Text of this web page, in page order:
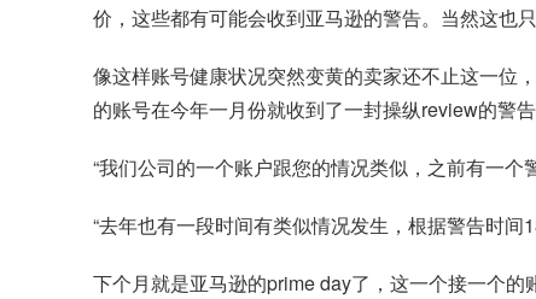
价，这些都有可能会收到亚马逊的警告。当然这也
像这样账号健康状况突然变黄的卖家还不止这一位
的账号在今年一月份就收到了一封操纵review的警
“我们公司的一个账户跟您的情况类似，之前有一
“去年也有一段时间有类似情况发生，根据警告时
下个月就是亚马逊的prime day了，这一个接一个